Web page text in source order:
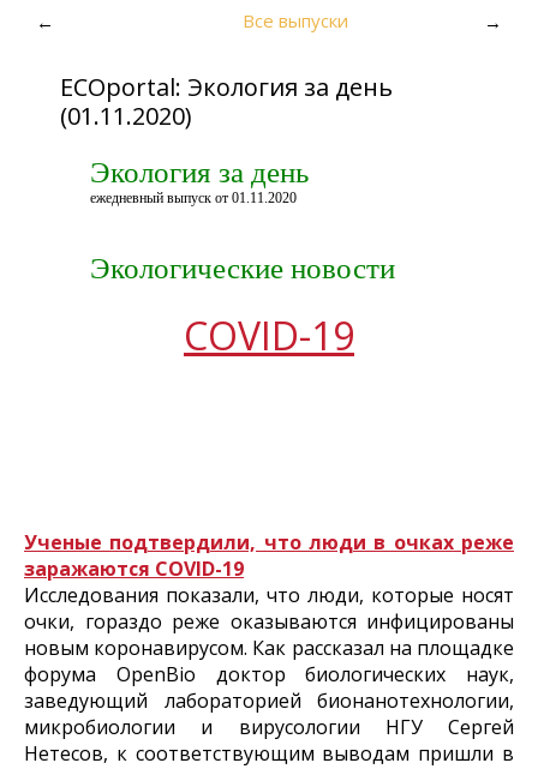
← Все выпуски →
ECOportal: Экология за день
(01.11.2020)
Экология за день
ежедневный выпуск от 01.11.2020
Экологические новости
COVID-19
Ученые подтвердили, что люди в очках реже
заражаются COVID-19
Исследования показали, что люди, которые носят
очки, гораздо реже оказываются инфицированы
новым коронавирусом. Как рассказал на площадке
форума OpenBio доктор биологических наук,
заведующий лабораторией бионанотехнологии,
микробиологии и вирусологии НГУ Сергей
Нетесов, к соответствующим выводам пришли в